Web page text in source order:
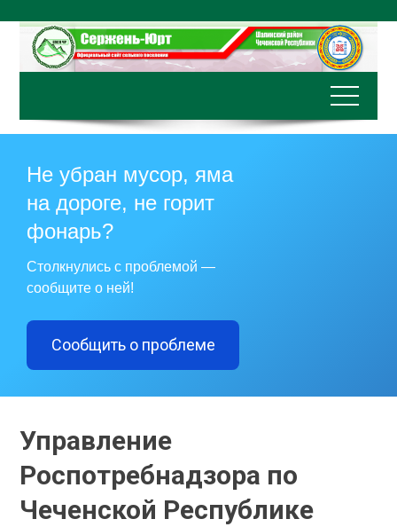
содержимому
Не убран мусор, яма
на дороге, не горит
фонарь?
Столкнулись с проблемой —
сообщите о ней!
Сообщить о проблеме
Управление
Роспотребнадзора по
Чеченской Республике